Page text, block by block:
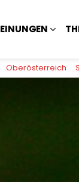
Oberösterreich